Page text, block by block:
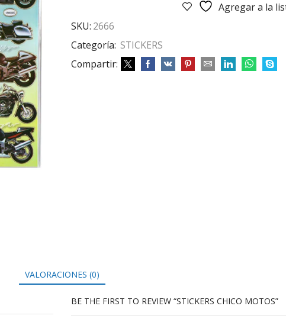
Agregar a la
SKU: 2666
Categoría: STICKERS
Compartir:
VALORACIONES (0)
BE THE FIRST TO REVIEW “STICKERS CHICO MOTOS”